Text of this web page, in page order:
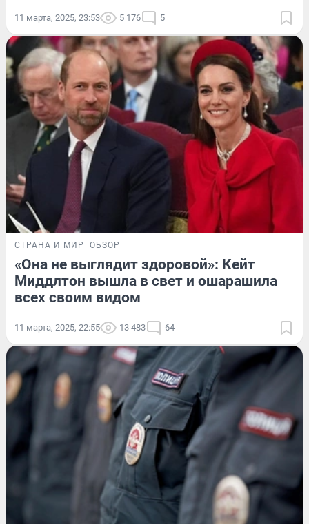
11 марта, 2025, 23:53 5 176 5
СТРАНА И МИР ОБЗОР
«Она не выглядит здоровой»: Кейт
Миддлтон вышла в свет и ошарашила
всех своим видом
11 марта, 2025, 22:55 13 483 64